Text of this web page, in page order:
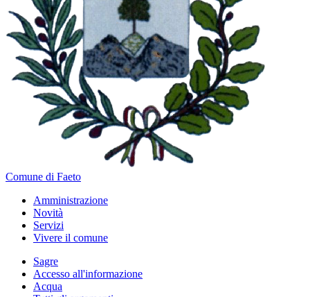
Comune di Faeto
Amministrazione
Novità
Servizi
Vivere il comune
Sagre
Accesso all'informazione
Acqua